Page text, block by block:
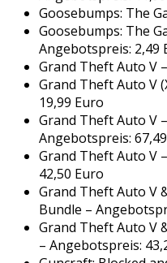
Goosebumps: The
Goosebumps: The
Angebotspreis: 2,49
Grand Theft Auto V
Grand Theft Auto V
19,99 Euro
Grand Theft Auto V
Angebotspreis:
Grand Theft Auto V
42,50 Euro
Grand Theft Auto V
Bundle –
Grand Theft Auto V
– Angebotspreis: